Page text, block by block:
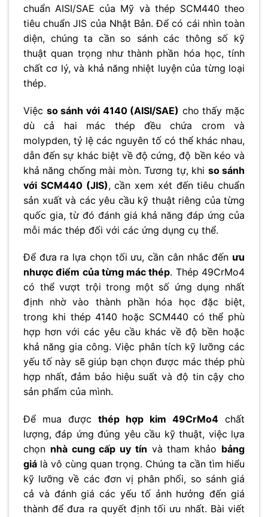
chuẩn AISI/SAE của Mỹ và thép SCM440 theo
tiêu chuẩn JIS của Nhật Bản. Để có cái nhìn toàn
diện, chúng ta cần so sánh các thông số kỹ
thuật quan trọng như thành phần hóa học, tính
chất cơ lý, và khả năng nhiệt luyện của từng loại
thép.
Việc so sánh với 4140 (AISI/SAE) cho thấy mặc
dù cả hai mác thép đều chứa crom và
molypden, tỷ lệ các nguyên tố có thể khác nhau,
dẫn đến sự khác biệt về độ cứng, độ bền kéo và
khả năng chống mài mòn. Tương tự, khi so sánh
với SCM440 (JIS), cần xem xét đến tiêu chuẩn
sản xuất và các yêu cầu kỹ thuật riêng của từng
quốc gia, từ đó đánh giá khả năng đáp ứng của
mỗi mác thép đối với các ứng dụng cụ thể.
Để đưa ra lựa chọn tối ưu, cần cân nhắc đến ưu
nhược điểm của từng mác thép. Thép 49CrMo4
có thể vượt trội trong một số ứng dụng nhất
định nhờ vào thành phần hóa học đặc biệt,
trong khi thép 4140 hoặc SCM440 có thể phù
hợp hơn với các yêu cầu khác về độ bền hoặc
khả năng gia công. Việc phân tích kỹ lưỡng các
yếu tố này sẽ giúp bạn chọn được mác thép phù
hợp nhất, đảm bảo hiệu suất và độ tin cậy cho
sản phẩm của mình.
Để mua được thép hợp kim 49CrMo4 chất
lượng, đáp ứng đúng yêu cầu kỹ thuật, việc lựa
chọn nhà cung cấp uy tín và tham khảo bảng
giá là vô cùng quan trọng. Chúng ta cần tìm hiểu
kỹ lưỡng về các đơn vị phân phối, so sánh giá
cả và đánh giá các yếu tố ảnh hưởng đến giá
thành để đưa ra quyết định tối ưu nhất. Bài viết